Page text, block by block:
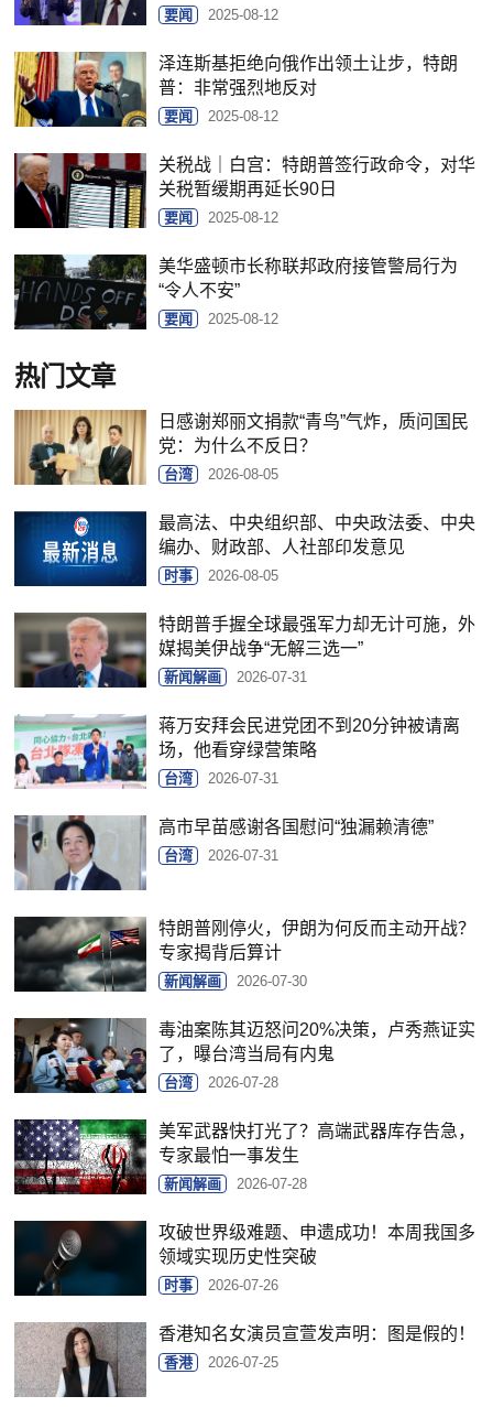
要闻 2025-08-12
泽连斯基拒绝向俄作出领土让步，特朗
普：非常强烈地反对
要闻 2025-08-12
关税战｜白宫：特朗普签行政命令，对华
关税暂缓期再延长90日
要闻 2025-08-12
美华盛顿市长称联邦政府接管警局行为
“令人不安”
要闻 2025-08-12
热门文章
日感谢郑丽文捐款“青鸟”气炸，质问国民
党：为什么不反日？
台湾 2026-08-05
最高法、中央组织部、中央政法委、中央
编办、财政部、人社部印发意见
时事 2026-08-05
特朗普手握全球最强军力却无计可施，外
媒揭美伊战争“无解三选一”
新闻解画 2026-07-31
蒋万安拜会民进党团不到20分钟被请离
场，他看穿绿营策略
台湾 2026-07-31
高市早苗感谢各国慰问“独漏赖清德”
台湾 2026-07-31
特朗普刚停火，伊朗为何反而主动开战？
专家揭背后算计
新闻解画 2026-07-30
毒油案陈其迈怒问20%决策，卢秀燕证实
了，曝台湾当局有内鬼
台湾 2026-07-28
美军武器快打光了？高端武器库存告急，
专家最怕一事发生
新闻解画 2026-07-28
攻破世界级难题、申遗成功！本周我国多
领域实现历史性突破
时事 2026-07-26
香港知名女演员宣萱发声明：图是假的！
香港 2026-07-25